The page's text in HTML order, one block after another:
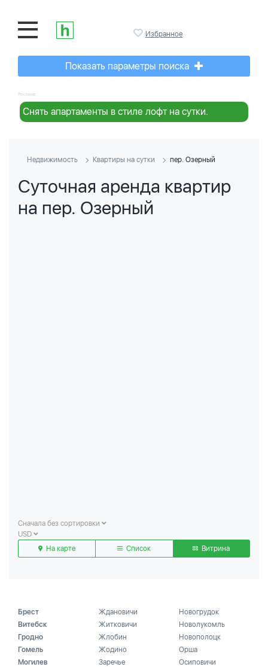
Избранное
Показать параметры поиска
Реклама:
Снять апартаменты в стиле лофт на сутки.
Недвижимость Квартиры на сутки пер. Озерный
Суточная аренда квартир
на пер. Озерный
Сначала без сортировки
USD
На карте
Список Витрина
Брест
Витебск
Гродно
Гомель
Могилев
Ждановичи
Житковичи
Жлобин
Жодино
Заречье
Новогрудок
Новолукомль
Новополоцк
Орша
Осиповичи